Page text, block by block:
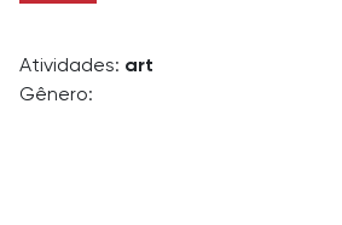
Atividades: art
Gênero: